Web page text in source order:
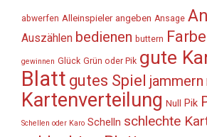
abwerfen Alleinspieler angeben Ansage
Auszählen bedienen buttern Farbe
gewinnen Glück Grün oder Pik gute
Blatt gutes Spiel jammern
Kartenverteilung Null Pik
Schellen oder Karo Schelln schlechte